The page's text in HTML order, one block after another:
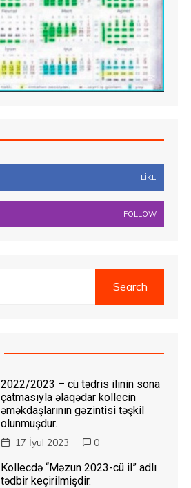
LIKE
FOLLOW
2022/2023 – cü tədris ilinin sona
çatmasıyla əlaqədar kollecin
əməkdaşlarının gəzintisi təşkil
olunmuşdur.
17 İyul 2023 0
Kollecdə “Məzun 2023-cü il” adlı
tədbir keçirilmişdir.